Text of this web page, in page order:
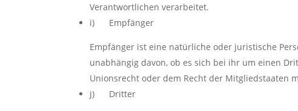
Verantwortlichen verarbeitet.
i) Empfänger
Empfänger ist eine natürliche oder juristische
unabhängig davon, ob es sich bei ihr um einen
Unionsrecht oder dem Recht der Mitgliedstaaten
j) Dritter